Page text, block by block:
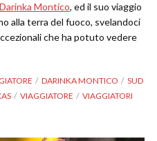
Darinka Montico, ed il suo viaggio
alla terra del fuoco, svelandoci
che ha potuto vedere
DARINKA MONTICO
SUD
VIAGGIATORE VIAGGIATORI